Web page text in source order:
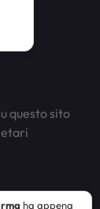
ha appena
questo sito